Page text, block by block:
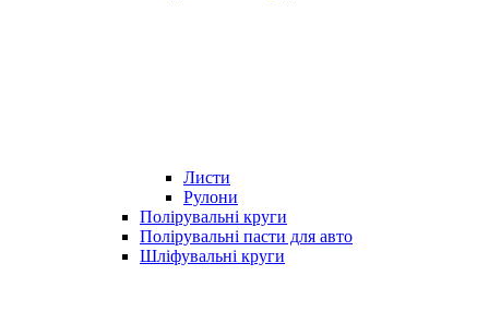
Листи
Рулони
Полірувальні круги
Полірувальні пасти для авто
Шліфувальні круги